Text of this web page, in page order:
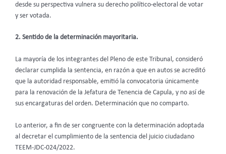
desde su perspectiva vulnera su derecho político-electoral de votar
y ser votada.
2. Sentido de la determinación mayoritaria.
La mayoría de los integrantes del Pleno de este Tribunal, consideró
declarar cumplida la sentencia, en razón a que en autos se acreditó
que la autoridad responsable, emitió la convocatoria únicamente
para la renovación de la Jefatura de Tenencia de Capula, y no así de
sus encargaturas del orden. Determinación que no comparto.
Lo anterior, a fin de ser congruente con la determinación adoptada
al decretar el cumplimiento de la sentencia del juicio ciudadano
TEEM-JDC-024/2022.